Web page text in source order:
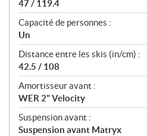
47 / 119.4
Capacité de personnes :
Un
Distance entre les skis (in/cm) :
42.5 / 108
Amortisseur avant :
WER 2" Velocity
Suspension avant :
Suspension avant Matryx